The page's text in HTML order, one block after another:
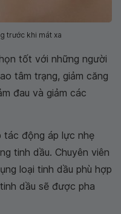
trước khi mát xa
tốt với những người
tâm trạng, giảm căng
đau và giảm các
tác động áp lực nhẹ
tinh dầu. Chuyên viên
loại tinh dầu phù hợp
dầu sẽ được pha